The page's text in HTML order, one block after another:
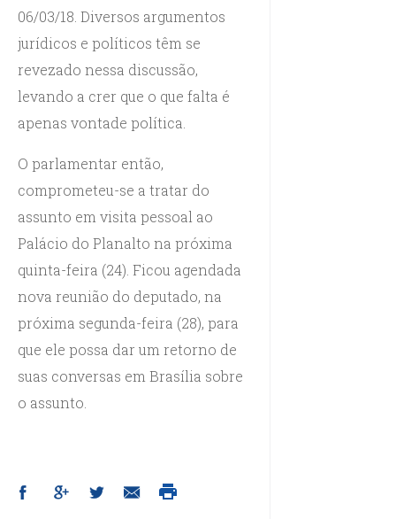
06/03/18. Diversos argumentos
jurídicos e políticos têm se
revezado nessa discussão,
levando a crer que o que falta é
apenas vontade política.
O parlamentar então,
comprometeu-se a tratar do
assunto em visita pessoal ao
Palácio do Planalto na próxima
quinta-feira (24). Ficou agendada
nova reunião do deputado, na
próxima segunda-feira (28), para
que ele possa dar um retorno de
suas conversas em Brasília sobre
o assunto.